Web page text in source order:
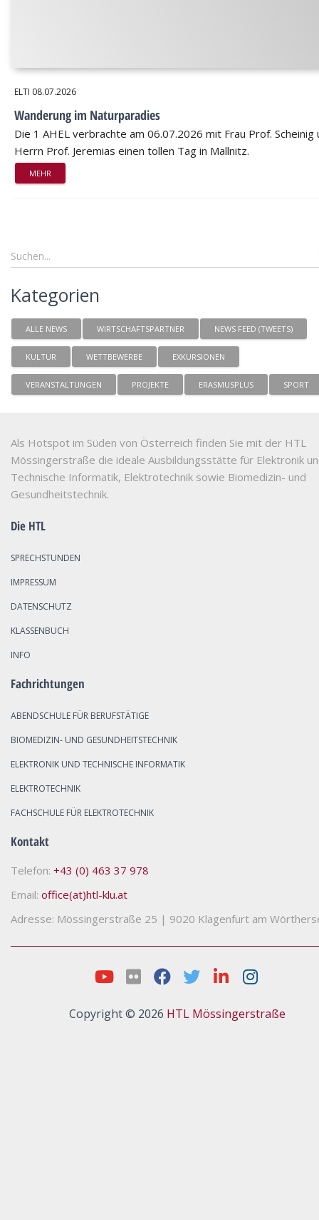
ELTI 08.07.2026
Wanderung im Naturparadies
Die 1 AHEL verbrachte am 06.07.2026 mit Frau Prof. Scheinig
Herrn Prof. Jeremias einen tollen Tag in Mallnitz.
MEHR
Kategorien
ALLE NEWS WIRTSCHAFTSPARTNER NEWS FEED (TWEETS)
KULTUR WETTBEWERBE EXKURSIONEN
VERANSTALTUNGEN PROJEKTE ERASMUSPLUS SPORT
Als Hotspot im Süden von Österreich finden Sie mit der HTL
Mössingerstraße die ideale Ausbildungsstätte für Elektronik
Technische Informatik, Elektrotechnik sowie Biomedizin- und
Gesundheitstechnik.
Die HTL
SPRECHSTUNDEN
IMPRESSUM
DATENSCHUTZ
KLASSENBUCH
INFO
Fachrichtungen
ABENDSCHULE FÜR BERUFSTÄTIGE
BIOMEDIZIN- UND GESUNDHEITSTECHNIK
ELEKTRONIK UND TECHNISCHE INFORMATIK
ELEKTROTECHNIK
FACHSCHULE FÜR ELEKTROTECHNIK
Kontakt
Telefon: +43 (0) 463 37 978
Email: office(at)htl-klu.at
Adresse: Mössingerstraße 25 | 9020 Klagenfurt am
Copyright © 2026 HTL Mössingerstraße